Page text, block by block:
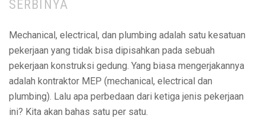
SERBINYA
Mechanical, electrical, dan plumbing adalah satu kesatuan
pekerjaan yang tidak bisa dipisahkan pada sebuah
pekerjaan konstruksi gedung. Yang biasa mengerjakannya
adalah kontraktor MEP (mechanical, electrical dan
plumbing). Lalu apa perbedaan dari ketiga jenis pekerjaan
ini? Kita akan bahas satu per satu.